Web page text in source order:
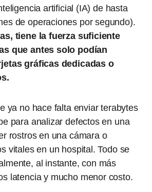
artificial (IA) de hasta
de operaciones por segundo).
tiene la fuerza suficiente
que antes solo podían
gráficas dedicadas o
ya no hace falta enviar terabytes
para analizar defectos en una
rostros en una cámara o
vitales en un hospital. Todo se
al instante, con más
latencia y mucho menor costo.